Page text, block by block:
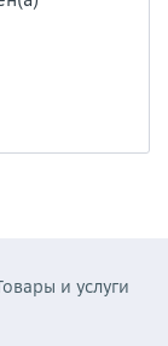
и услуги